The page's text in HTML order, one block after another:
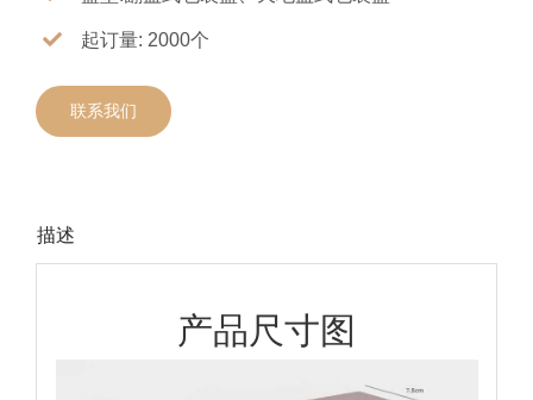
起订量: 2000个
联系我们
描述
产品尺寸图